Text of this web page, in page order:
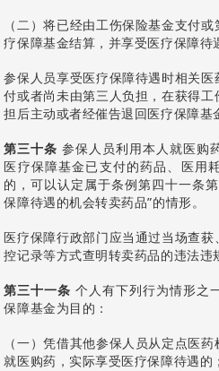
（二）将已经由工伤保险基金支付
疗保障基金结算，并享受医疗保障待
参保人员享受医疗保障待遇时相关
付或者尚未由第三人负担，在获得
担后主动或者经催告退回医疗保障基
第三十条 参保人员利用本人就医购
医疗保障基金已支付的药品、医用
的，可以认定属于条例第四十一条
保障待遇的机会转卖药品”的情形。
医疗保障行政部门应当通过当场查
控记录等方式查明转卖药品的违法违
第三十一条 个人有下列行为情形之
保障基金为目的：
（一）凭借其他参保人员从定点医
就医购药，实际享受医疗保障待遇的；